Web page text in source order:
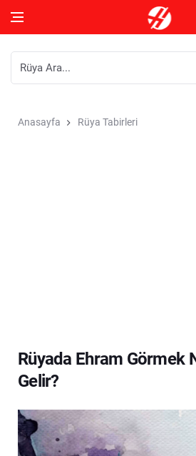
Anasayfa Rüya Tabirleri
Rüyada Ehram Görmek
Gelir?